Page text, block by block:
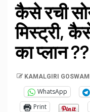
कैसे रची
मिस्ट्री,
का प्लान ??
KAMALGIRI
WhatsApp
Print